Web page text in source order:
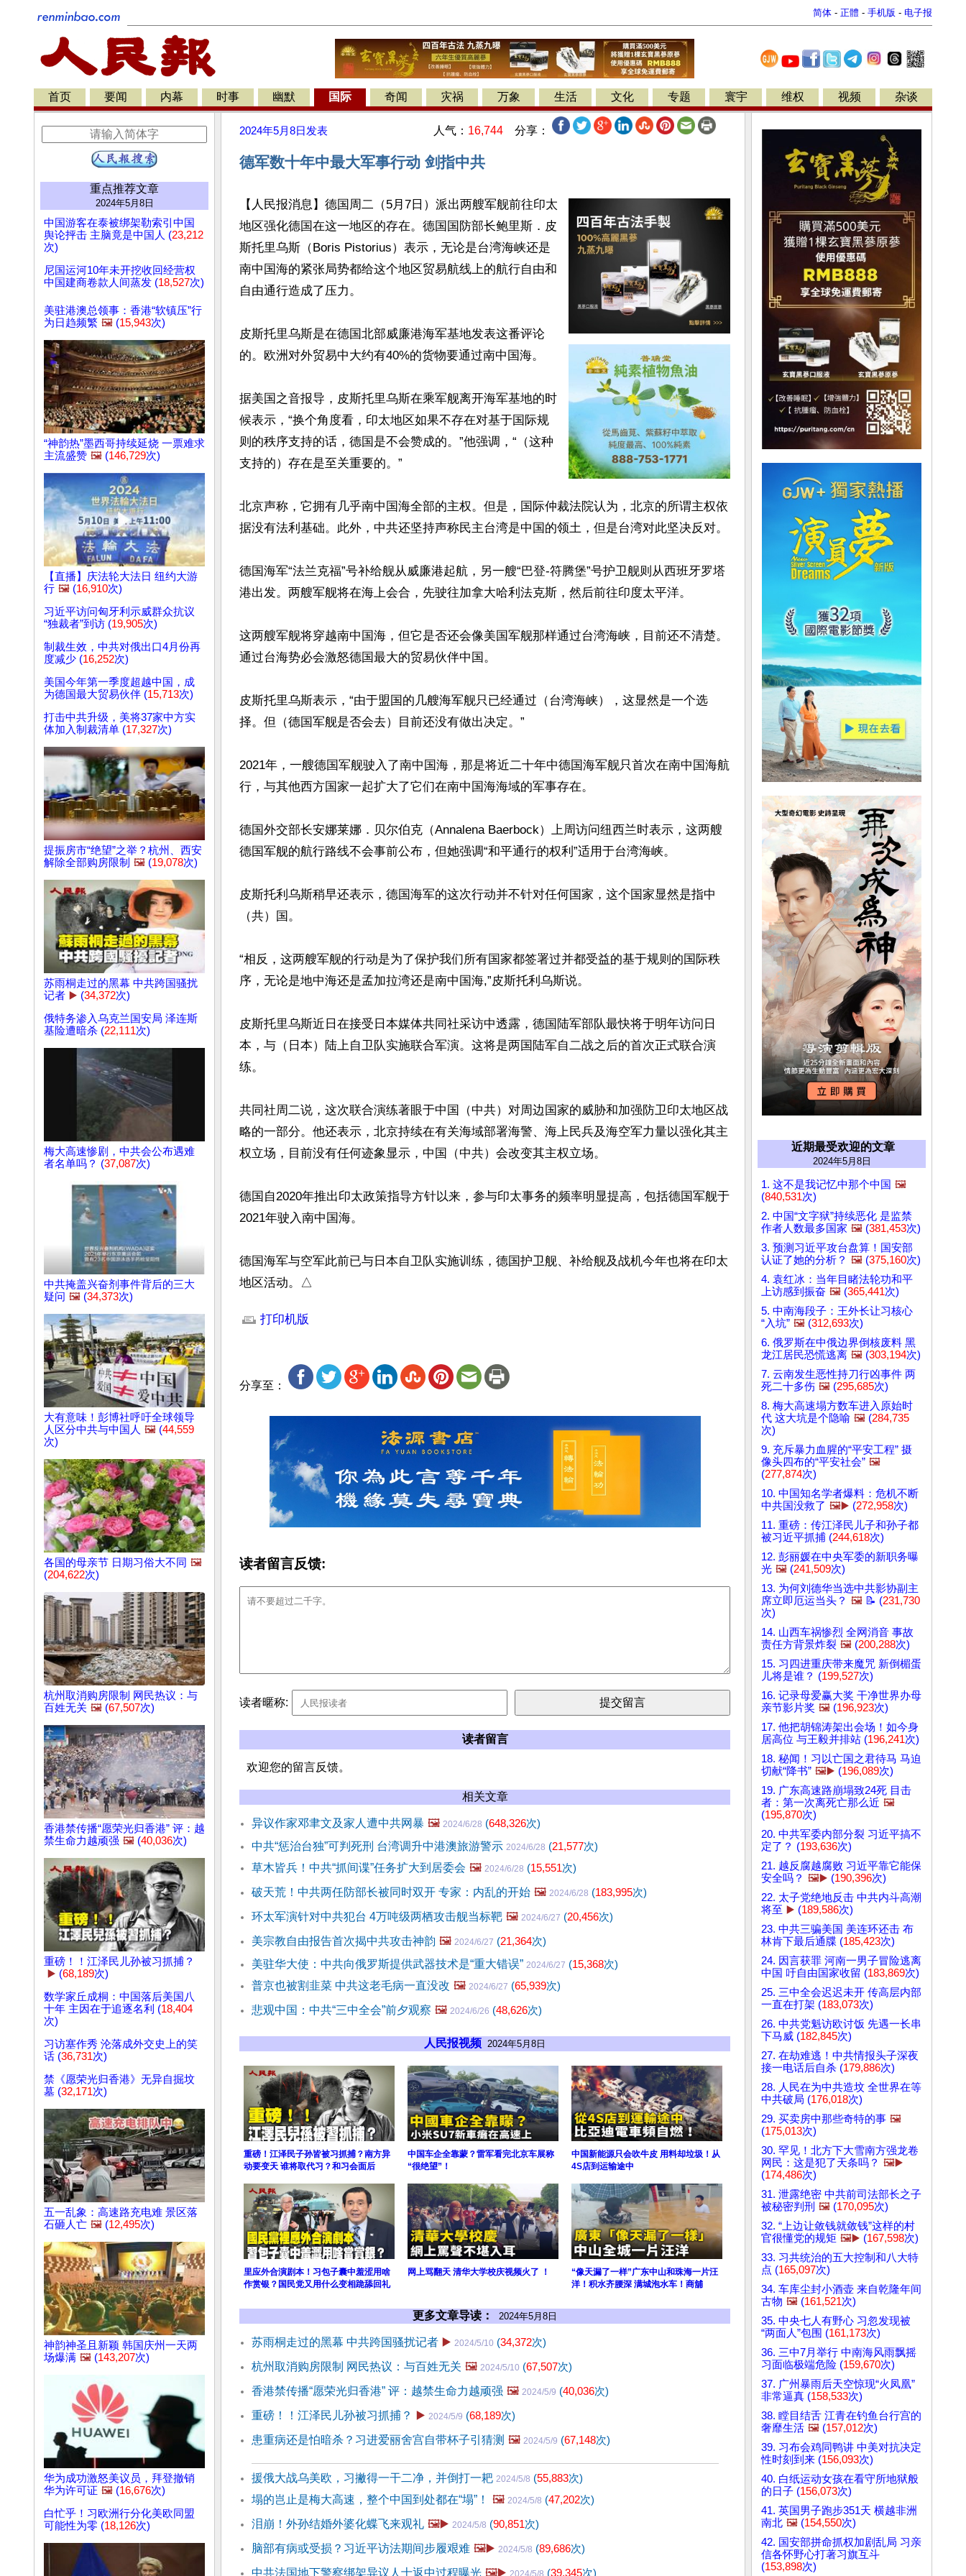
简体 - 正體 - 手机版 - 电子报
首页 要闻 内幕 时事 幽默 国际 奇闻 灾祸 万象 生活 文化 专题 寰宇 维权 视频 杂谈
重点推荐文章
2024年5月8日
中国游客在泰被绑架勒索引中国
舆论抨击 主脑竟是中国人 (23,212
次)
尼国运河10年未开挖收回经营权
中国建商卷款人间蒸发 (18,527次)
美驻港澳总领事：香港“软镇压”行
为日趋频繁 🖼️ (15,943次)
“神韵热”墨西哥持续延烧 一票难求
主流盛赞 🖼️ (146,729次)
【直播】庆法轮大法日 纽约大游
行 🖼️ (16,910次)
习近平访问匈牙利示威群众抗议
“独裁者”到访 (19,905次)
制裁生效，中共对俄出口4月份再
度减少 (16,252次)
美国今年第一季度超越中国，成
为德国最大贸易伙伴 (15,713次)
打击中共升级，美将37家中方实
体加入制裁清单 (17,327次)
提振房市“绝望”之举？杭州、西安
解除全部购房限制 🖼️ (19,078次)
苏雨桐走过的黑幕 中共跨国骚扰
记者 ▶️ (34,372次)
俄特务渗入乌克兰国安局 泽连斯
基险遭暗杀 (22,111次)
梅大高速惨剧，中共会公布遇难
者名单吗？ (37,087次)
中共掩盖兴奋剂事件背后的三大
疑问 🖼️ (34,373次)
大有意味！彭博社呼吁全球领导
人区分中共与中国人 🖼️ (44,559
次)
各国的母亲节 日期习俗大不同 🖼️
(204,622次)
杭州取消购房限制 网民热议：与
百姓无关 🖼️ (67,507次)
香港禁传播“愿荣光归香港” 评：越
禁生命力越顽强 🖼️ (40,036次)
重磅！！江泽民儿孙被习抓捕？
▶️ (68,189次)
数学家丘成桐：中国落后美国八
十年 主因在于追逐名利 (18,404
次)
习访塞作秀 沦落成外交史上的笑
话 (36,731次)
禁《愿荣光归香港》无异自掘坟
墓 (32,171次)
五一乱象：高速路充电难 景区落
石砸人亡 🖼️ (12,495次)
神韵神圣且新颖 韩国庆州一天两
场爆满 🖼️ (143,207次)
华为成功激怒美议员，拜登撤销
华为许可证 🖼️ (16,676次)
白忙乎！习欧洲行分化美欧同盟
可能性为零 (18,126次)
2024年5月8日 发表 人气： 16,744 分享：
德军数十年中最大军事行动 剑指中共
【人民报消息】德国周二（5月7日）派出两艘军舰前往印太
地区强化德国在这一地区的存在。德国国防部长鲍里斯．皮
斯托里乌斯（Boris Pistorius）表示，无论是台湾海峡还是
南中国海的紧张局势都给这个地区贸易航线上的航行自由和
自由通行造成了压力。
皮斯托里乌斯是在德国北部威廉港海军基地发表这番评论
的。欧洲对外贸易中大约有40%的货物要通过南中国海。
据美国之音报导，皮斯托里乌斯在乘军舰离开海军基地的时
候表示，“换个角度看，印太地区如果不存在对基于国际规
则的秩序支持的话，德国是不会赞成的。”他强调，“（这种
支持的）存在是至关重要的。”
北京声称，它拥有几乎南中国海全部的主权。但是，国际仲裁法院认为，北京的所谓主权依
据没有法利基础。此外，中共还坚持声称民主台湾是中国的领土，但是台湾对此坚决反对。
德国海军“法兰克福”号补给舰从威廉港起航，另一艘“巴登-符腾堡”号护卫舰则从西班牙罗塔
港出发。两艘军舰将在海上会合，先驶往加拿大哈利法克斯，然后前往印度太平洋。
这两艘军舰将穿越南中国海，但它是否还会像美国军舰那样通过台湾海峡，目前还不清楚。
通过台海势必会激怒德国最大的贸易伙伴中国。
皮斯托里乌斯表示，“由于盟国的几艘海军舰只已经通过（台湾海峡），这显然是一个选
择。但（德国军舰是否会去）目前还没有做出决定。”
2021年，一艘德国军舰驶入了南中国海，那是将近二十年中德国海军舰只首次在南中国海航
行，与其他西方国家一起扩大了它们在南中国海海域的军事存在。
德国外交部长安娜莱娜．贝尔伯克（Annalena Baerbock）上周访问纽西兰时表示，这两艘
德国军舰的航行路线不会事前公布，但她强调“和平通行的权利”适用于台湾海峡。
皮斯托利乌斯稍早还表示，德国海军的这次行动并不针对任何国家，这个国家显然是指中
（共）国。
“相反，这两艘军舰的行动是为了保护我们所有国家都签署过并都受益的基于规则的国际秩
序，无论是地中海还是孟加拉湾还是南中国海,”皮斯托利乌斯说。
皮斯托里乌斯近日在接受日本媒体共同社采访中透露，德国陆军部队最快将于明年访问日
本，与（日本）陆上自卫队实施联合军演。这将是两国陆军自二战之后的首次正式联合演
练。
共同社周二说，这次联合演练著眼于中国（中共）对周边国家的威胁和加强防卫印太地区战
略的一部分。他还表示，北京持续在有关海域部署海警、海上民兵及海空军力量以强化其主
权立场，目前没有任何迹象显示，中国（中共）会改变其主权立场。
德国自2020年推出印太政策指导方针以来，参与印太事务的频率明显提高，包括德国军舰于
2021年驶入南中国海。
德国海军与空军此前已与日本自卫队实施训练，德国护卫舰、补给舰及战机今年也将在印太
地区活动。△
打印机版
分享至：
读者留言反馈:
读者暱称:
读者留言
欢迎您的留言反馈。
相关文章
异议作家邓聿文及家人遭中共网暴 🖼️ 2024/6/28 (648,326次)
中共“惩治台独”可判死刑 台湾调升中港澳旅游警示 2024/6/28 (21,577次)
草木皆兵！中共“抓间谍”任务扩大到居委会 🖼️ 2024/6/28 (15,551次)
破天荒！中共两任防部长被同时双开 专家：内乱的开始 🖼️ 2024/6/28 (183,995次)
环太军演针对中共犯台 4万吨级两栖攻击舰当标靶 🖼️ 2024/6/27 (20,456次)
美宗教自由报告首次揭中共攻击神韵 🖼️ 2024/6/27 (21,364次)
美驻华大使：中共向俄罗斯提供武器技术是“重大错误” 2024/6/27 (15,368次)
普京也被割韭菜 中共这老毛病一直没改 🖼️ 2024/6/27 (65,939次)
悲观中国：中共“三中全会”前夕观察 🖼️ 2024/6/26 (48,626次)
人民报视频 2024年5月8日
重磅！江泽民子孙皆被习抓捕？南方异
动要变天 谁将取代习？和习会面后
中国车企全靠蒙？雷军看完北京车展称
“很绝望”！
中国新能源只会吹牛皮 用料却垃圾！从
4S店到运输途中
里应外合演剧本！习包子囊中羞涩用啥
作赏银？国民党又用什么变相跪舔回礼
网上骂翻天 清华大学校庆视频火了 ！
“像天漏了一样”广东中山和珠海一片汪
洋！积水齐腰深 满城泡水车！商舖
更多文章导读： 2024年5月8日
苏雨桐走过的黑幕 中共跨国骚扰记者 ▶️ 2024/5/10 (34,372次)
杭州取消购房限制 网民热议：与百姓无关 🖼️ 2024/5/10 (67,507次)
香港禁传播“愿荣光归香港” 评：越禁生命力越顽强 🖼️ 2024/5/9 (40,036次)
重磅！！江泽民儿孙被习抓捕？ ▶️ 2024/5/9 (68,189次)
患重病还是怕暗杀？习进爱丽舍宫自带杯子引猜测 🖼️ 2024/5/9 (67,148次)
援俄大战乌美欧，习撇得一干二净，并倒打一耙 2024/5/8 (55,883次)
塌的岂止是梅大高速，整个中国到处都在“塌”！
🖼️ 2024/5/8 (47,202次)
泪崩！外孙结婚外婆化蝶飞来观礼 🖼️▶️ 2024/5/8 (90,851次)
脑部有病或受损？习近平访法期间步履艰难 🖼️▶️ 2024/5/8 (89,686次)
中共法国地下警察绑架异议人士返中过程曝光 🖼️▶️ 2024/5/8 (39,345次)
近期最受欢迎的文章
2024年5月8日
1. 这不是我记忆中那个中国 🖼️
(840,531次)
2. 中国“文字狱”持续恶化 是监禁
作者人数最多国家 🖼️ (381,453次)
3. 预测习近平攻台盘算！国安部
认证了她的分析？ 🖼️ (375,160次)
4. 袁红冰：当年目睹法轮功和平
上访感到振奋 🖼️ (365,441次)
5. 中南海段子：王外长让习核心
“入坑” 🖼️ (312,693次)
6. 俄罗斯在中俄边界倒核废料 黑
龙江居民恐慌逃离 🖼️ (303,194次)
7. 云南发生恶性持刀行凶事件 两
死二十多伤 🖼️ (295,685次)
8. 梅大高速塌方数车进入原始时
代 这大坑是个隐喻 🖼️ (284,735
次)
9. 充斥暴力血腥的“平安工程” 摄
像头四布的“平安社会” 🖼️
(277,874次)
10. 中国知名学者爆料：危机不断
中共国没救了 🖼️▶️ (272,958次)
11. 重磅：传江泽民儿子和孙子都
被习近平抓捕 (244,618次)
12. 彭丽媛在中央军委的新职务曝
光 🖼️ (241,509次)
13. 为何刘德华当选中共影协副主
席立即厄运当头？ 🖼️ 📝 (231,730
次)
14. 山西车祸惨烈 全网消音 事故
责任方背景炸裂 🖼️ (200,288次)
15. 习四进重庆带来魔咒 新倒楣蛋
儿将是谁？ (199,527次)
16. 记录母爱赢大奖 干净世界办母
亲节影片奖 🖼️ (196,923次)
17. 他把胡锦涛架出会场！如今身
居高位 与王毅并排站 (196,241次)
18. 秘闻！习以亡国之君待马 马迫
切献“降书” 🖼️▶️ (196,089次)
19. 广东高速路崩塌致24死 目击
者：第一次离死亡那么近 🖼️
(195,870次)
20. 中共军委内部分裂 习近平搞不
定了？ (193,636次)
21. 越反腐越腐败 习近平靠它能保
安全吗？ 🖼️▶️ (190,396次)
22. 太子党绝地反击 中共内斗高潮
将至 ▶️ (189,586次)
23. 中共三骗美国 美连环还击 布
林肯下最后通牒 (185,423次)
24. 因言获罪 河南一男子冒险逃离
中国 吁自由国家收留 (183,869次)
25. 三中全会迟迟未开 传高层内部
一直在打架 (183,073次)
26. 中共党魁访欧讨饭 先遇一长串
下马威 (182,845次)
27. 在劫难逃！中共情报头子深夜
接一电话后自杀 (179,886次)
28. 人民在为中共造坟 全世界在等
中共破局 (176,018次)
29. 买卖房中那些奇特的事 🖼️
(175,013次)
30. 罕见！北方下大雪南方强龙卷
网民：这是犯了天条吗？ 🖼️▶️
(174,486次)
31. 泄露绝密 中共前司法部长之子
被秘密判刑 🖼️ (170,095次)
32. “上边让敛钱就敛钱”这样的村
官很懂党的规矩 🖼️▶️ (167,598次)
33. 习共统治的五大控制和八大特
点 (165,097次)
34. 车库尘封小酒壶 来自乾隆年间
古物 🖼️ (161,521次)
35. 中央七人有野心 习忽发现被
“两面人”包围 (161,173次)
36. 三中7月举行 中南海风雨飘摇
习面临极端危险 (159,670次)
37. 广州暴雨后天空惊现“火凤凰”
非常逼真 (158,533次)
38. 瞠目结舌 江青在钓鱼台行宫的
奢靡生活 🖼️ (157,012次)
39. 习布会鸡同鸭讲 中美对抗决定
性时刻到来 (156,093次)
40. 白纸运动女孩在看守所地狱般
的日子 (156,073次)
41. 英国男子跑步351天 横越非洲
南北 🖼️ (154,550次)
42. 国安部拼命抓权加剧乱局 习亲
信各怀野心打著习旗互斗
(153,898次)